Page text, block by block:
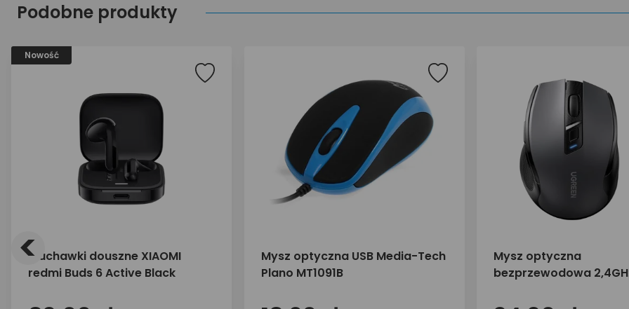
Podobne produkty
Nowość
Słuchawki douszne XIAOMI
redmi Buds 6 Active Black
Mysz optyczna USB Media-Tech
Plano MT1091B
Mysz optyczna
bezprzewodowa 2,4GHz
<